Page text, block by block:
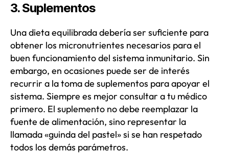
3. Suplementos
Una dieta equilibrada debería ser suficiente para
obtener los micronutrientes necesarios para el
buen funcionamiento del sistema inmunitario. Sin
embargo, en ocasiones puede ser de interés
recurrir a la toma de suplementos para apoyar el
sistema. Siempre es mejor consultar a tu médico
primero. El suplemento no debe reemplazar la
fuente de alimentación, sino representar la
llamada «guinda del pastel» si se han respetado
todos los demás parámetros.